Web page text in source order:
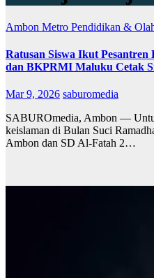
Ambon Metro Pendidikan &
Ratusan Siswa Ikut
dan BKPRMI Maluku Cetak
Mar 9, 2026 saburomedia
SABUROmedia, Ambon —
keislaman di Bulan Suci
Ambon dan SD Al-Fatah 2…